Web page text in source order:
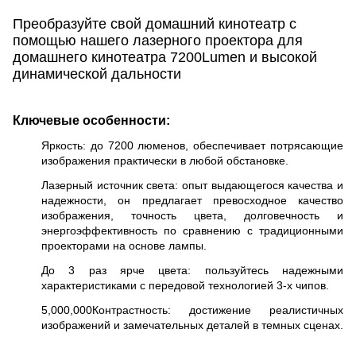
Преобразуйте свой домашний кинотеатр с
помощью нашего лазерного проектора для
домашнего кинотеатра 7200Lumen и высокой
динамической дальности
Ключевые особенности:
Яркость: до 7200 люменов, обеспечивает потрясающие
изображения практически в любой обстановке.
Лазерный источник света: опыт выдающегося качества и
надежности, он предлагает превосходное качество
изображения, точность цвета, долговечность и
энергоэффективность по сравнению с традиционными
проекторами на основе лампы.
До 3 раз ярче цвета: пользуйтесь надежными
характеристиками с передовой технологией 3-х чипов.
5,000,000Контрастность: достижение реалистичных
изображений и замечательных деталей в темных сценах.